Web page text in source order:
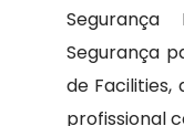
Segurança
Segurança
de Facilities,
profissional